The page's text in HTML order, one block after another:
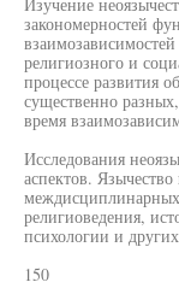
закономерностей
религиозного и
процессе развития
существенно
время
Исследования
аспектов.
междисциплинарных
религиоведения,
психологии и
150